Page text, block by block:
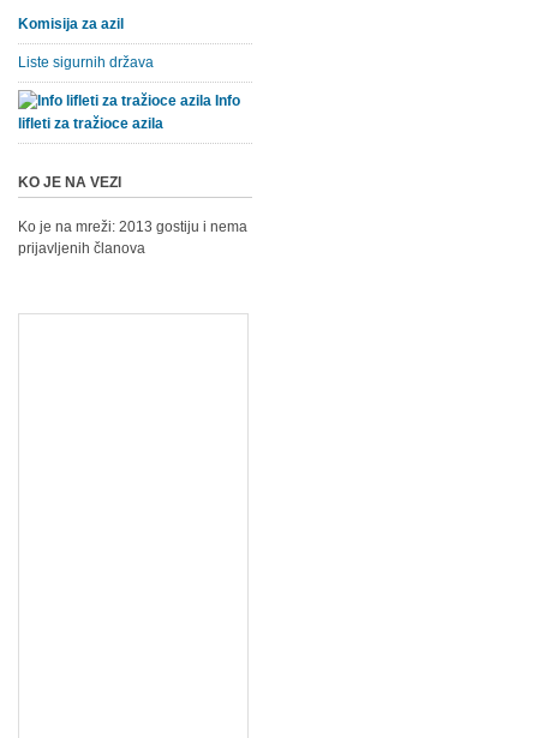
Komisija za azil
Liste sigurnih država
Info
lifleti za tražioce azila
KO JE NA VEZI
Ko je na mreži: 2013 gostiju i nema
prijavljenih članova